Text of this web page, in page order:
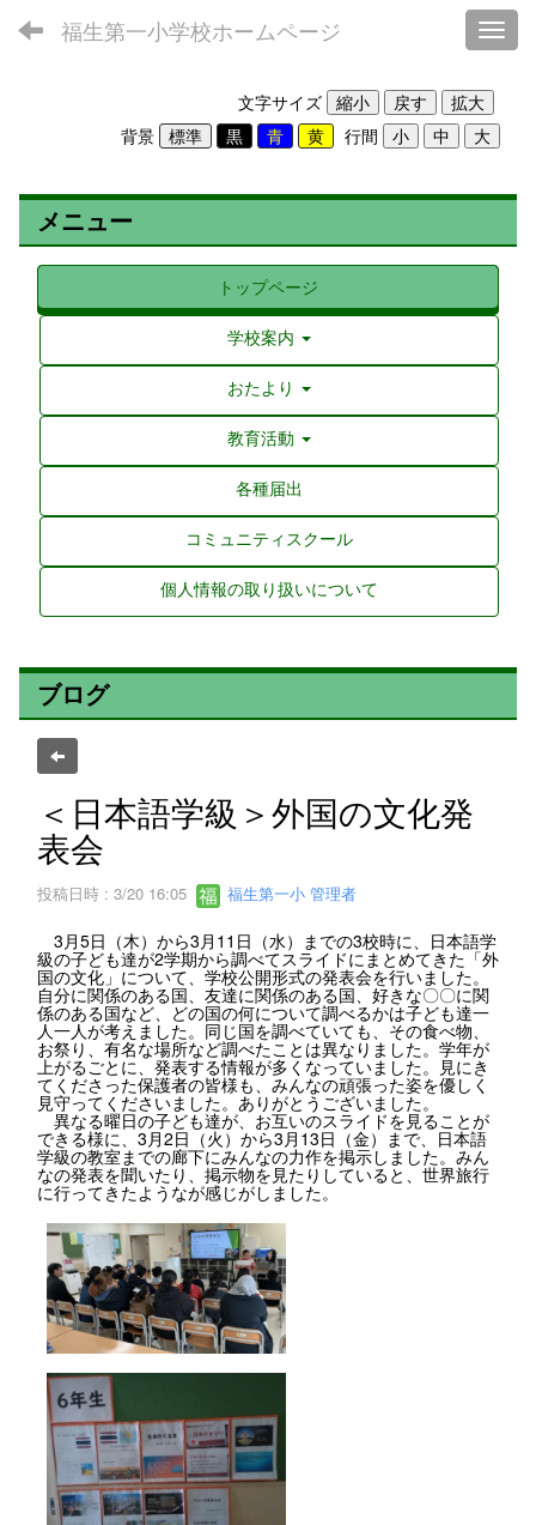
福生第一小学校ホームページ
文字サイズ
背景
行間
メニュー
トップページ
学校案内
おたより
教育活動
各種届出
コミュニティスクール
個人情報の取り扱いについて
ブログ
＜日本語学級＞外国の文化発
表会
投稿日時 : 3/20 16:05 福生第一小 管理者
3月5日（木）から3月11日（水）までの3校時に、日本語学
級の子ども達が2学期から調べてスライドにまとめてきた「外
国の文化」について、学校公開形式の発表会を行いました。
自分に関係のある国、友達に関係のある国、好きな〇〇に関
係のある国など、どの国の何について調べるかは子ども達一
人一人が考えました。同じ国を調べていても、その食べ物、
お祭り、有名な場所など調べたことは異なりました。学年が
上がるごとに、発表する情報が多くなっていました。見にき
てくださった保護者の皆様も、みんなの頑張った姿を優しく
見守ってくださいました。ありがとうございました。
異なる曜日の子ども達が、お互いのスライドを見ることが
できる様に、3月2日（火）から3月13日（金）まで、日本語
学級の教室までの廊下にみんなの力作を掲示しました。みん
なの発表を聞いたり、掲示物を見たりしていると、世界旅行
に行ってきたようなが感じがしました。